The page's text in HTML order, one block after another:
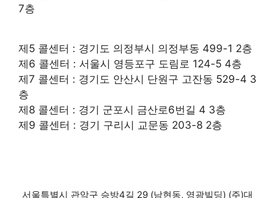
7층
제5 콜센터 : 경기도 의정부시 의정부동 499-1 2층
제6 콜센터 : 서울시 영등포구 도림로 124-5 4층
제7 콜센터 : 경기도 안산시 단원구 고잔동 529-4 3
층
제8 콜센터 : 경기 군포시 금산로6번길 4 3층
제9 콜센터 : 경기 구리시 교문동 203-8 2층
서울특별시 관악구 승방4길 29 (남현동, 영광빌딩) (주)대